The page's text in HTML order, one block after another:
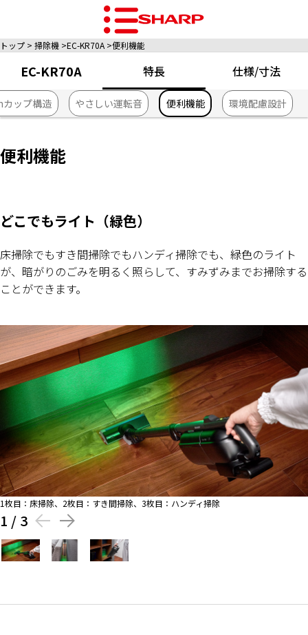
トップ 掃除機 EC-KR70A 便利機能
EC-KR70A 特長
ップ構造 やさしい運転音 便利機能 環境配慮設計
仕様/寸法
便利機能
どこでもライト（緑色）
床掃除でもすき間掃除でもハンディ掃除でも、緑色のライト
が、暗がりのごみを明るく照らして、すみずみまでお掃除する
ことができます。
1枚目：床掃除、2枚目：すき間掃除、3枚目：ハンディ掃除
1 / 3